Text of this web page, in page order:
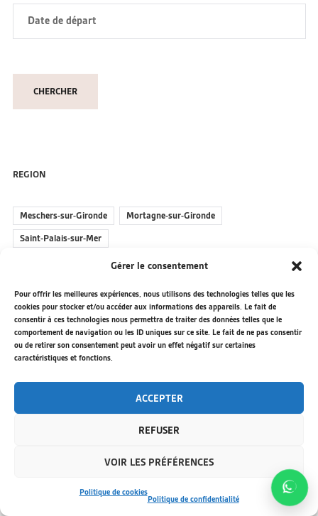
Gérer le consentement
Pour offrir les meilleures expériences, nous utilisons des technologies telles que les
cookies pour stocker et/ou accéder aux informations des appareils. Le fait de
consentir à ces technologies nous permettra de traiter des données telles que le
comportement de navigation ou les ID uniques sur ce site. Le fait de ne pas consentir
ou de retirer son consentement peut avoir un effet négatif sur certaines
caractéristiques et fonctions.
ACCEPTER
REFUSER
VOIR LES PRÉFÉRENCES
Politique de cookies
Politique de confidentialité
REGION
Meschers-sur-Gironde
Mortagne-sur-Gironde
Saint-Palais-sur-Mer
NOUS RECOMMANDONS